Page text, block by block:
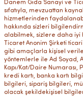
Danem Gıda Sanayi ve
sıfatıyla, mevzuattan
hizmetlerinden
hakkında sizleri
alabilmek, sizlere daha iyi
Ticaret Anonim Şirketi
gibi amaçlarla kişisel
yöntemlerle ile Ad Soyad,
Kapı/Kat/Daire Numarası,
kredi kartı, banka kartı
bilgileri, sipariş bilgileri,
olacak şekildekişisel